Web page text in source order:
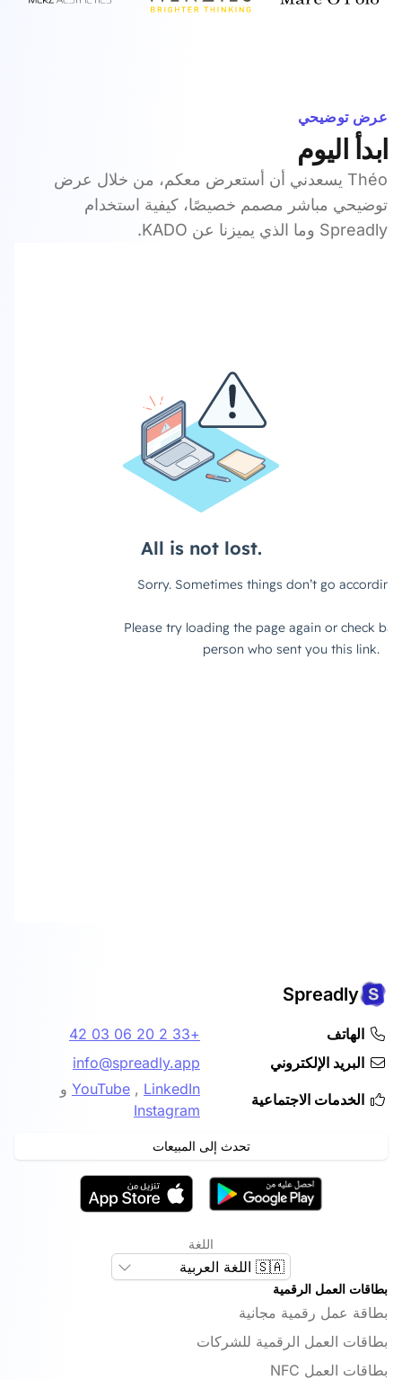
عرض توضيحي
ابدأ اليوم
Théo يسعدني أن أستعرض معكم، من خلال عرض
توضيحي مباشر مصمم خصيصًا، كيفية استخدام
Spreadly وما الذي يميزنا عن KADO.
Spreadly
الهاتف
+33 2 20 06 03 42
البريد الإلكتروني
info@spreadly.app
الخدمات الاجتماعية
YouTube , LinkedIn
و
Instagram
تحدث إلى المبيعات
اللغة
🇸🇦 اللغة العربية
بطاقات العمل الرقمية
بطاقة عمل رقمية مجانية
بطاقات العمل الرقمية للشركات
بطاقات العمل NFC